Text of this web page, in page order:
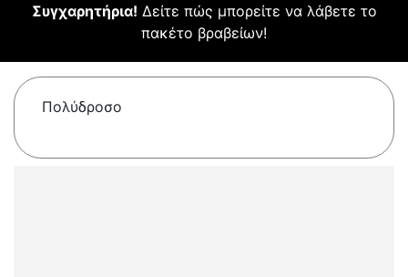
Συγχαρητήρια! Δείτε πώς μπορείτε να λάβετε το
πακέτο βραβείων!
Πολύδροσο